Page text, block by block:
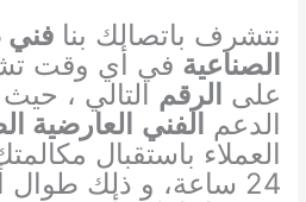
نتشرف باتصالك بنافني
الصناعية في أي وقت
على الرقم التالي ،
الدعم الفني العارضية
العملاء باستقبال
24 ساعة، و ذلك طوال